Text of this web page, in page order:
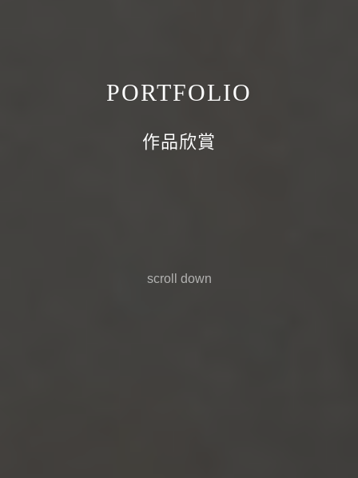
PORTFOLIO
作品欣賞
scroll down